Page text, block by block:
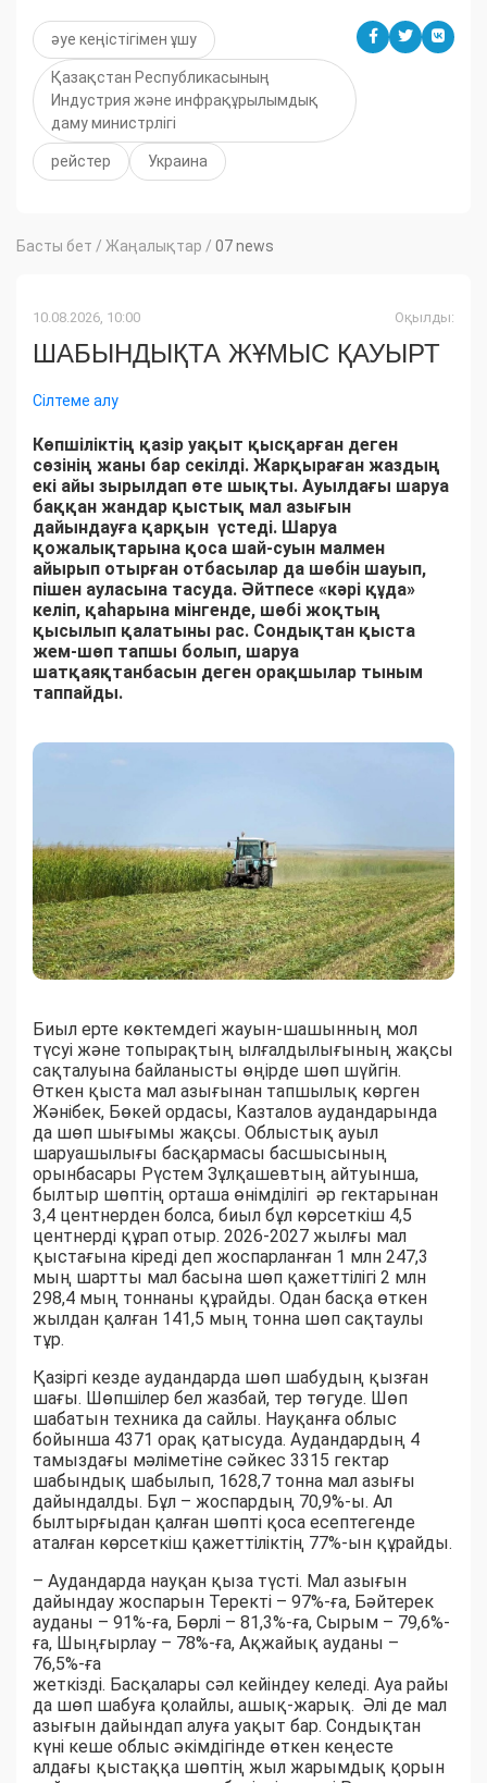
әуе кеңістігімен ұшу
Қазақстан Республикасының
Индустрия және инфрақұрылымдық
даму министрлігі
рейстер Украина
Басты бет / Жаңалықтар / 07 news
10.08.2026, 10:00 Оқылды:
ШАБЫНДЫҚТА ЖҰМЫС ҚАУЫРТ
Сілтеме алу
Көпшіліктің қазір уақыт қысқарған деген
сөзінің жаны бар секілді. Жарқыраған жаздың
екі айы зырылдап өте шықты. Ауылдағы шаруа
баққан жандар қыстық мал азығын
дайындауға қарқын үстеді. Шаруа
қожалықтарына қоса шай-суын малмен
айырып отырған отбасылар да шөбін шауып,
пішен ауласына тасуда. Әйтпесе «кәрі құда»
келіп, қаһарына мінгенде, шөбі жоқтың
қысылып қалатыны рас. Сондықтан қыста
жем-шөп тапшы болып, шаруа
шатқаяқтанбасын деген орақшылар тыным
таппайды.
Биыл ерте көктемдегі жауын-шашынның мол
түсуі және топырақтың ылғалдылығының жақсы
сақталуына байланысты өңірде шөп шүйгін.
Өткен қыста мал азығынан тапшылық көрген
Жәнібек, Бөкей ордасы, Казталов аудандарында
да шөп шығымы жақсы. Облыстық ауыл
шаруашылығы басқармасы басшысының
орынбасары Рүстем Зұлқашевтың айтуынша,
былтыр шөптің орташа өнімділігі әр гектарынан
3,4 центнерден болса, биыл бұл көрсеткіш 4,5
центнерді құрап отыр. 2026-2027 жылғы мал
қыстағына кіреді деп жоспарланған 1 млн 247,3
мың шартты мал басына шөп қажеттілігі 2 млн
298,4 мың тоннаны құрайды. Одан басқа өткен
жылдан қалған 141,5 мың тонна шөп сақтаулы
тұр.
Қазіргі кезде аудандарда шөп шабудың қызған
шағы. Шөпшілер бел жазбай, тер төгуде. Шөп
шабатын техника да сайлы. Науқанға облыс
бойынша 4371 орақ қатысуда. Аудандардың 4
тамыздағы мәліметіне сәйкес 3315 гектар
шабындық шабылып, 1628,7 тонна мал азығы
дайындалды. Бұл – жоспардың 70,9%-ы. Ал
былтырғыдан қалған шөпті қоса есептегенде
аталған көрсеткіш қажеттіліктің 77%-ын құрайды.
– Аудандарда науқан қыза түсті. Мал азығын
дайындау жоспарын Теректі – 97%-ға, Бәйтерек
ауданы – 91%-ға, Бөрлі – 81,3%-ға, Сырым – 79,6%-
ға, Шыңғырлау – 78%-ға, Ақжайық ауданы –
76,5%-ға
жеткізді. Басқалары сәл кейіндеу келеді. Ауа райы
да шөп шабуға қолайлы, ашық-жарық. Әлі де мал
азығын дайындап алуға уақыт бар. Сондықтан
күні кеше облыс әкімдігінде өткен кеңесте
алдағы қыстаққа шөптің жыл жарымдық қорын